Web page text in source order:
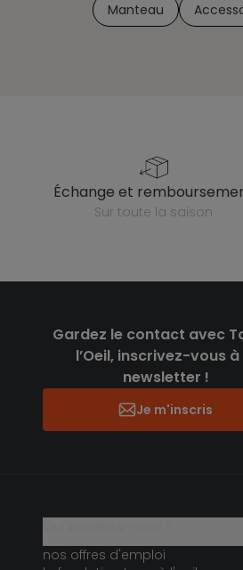
Manteau
échange et
sur toute la saison
Gardez le contact avec
l’Oeil, inscrivez-vous à
newsletter !
Je m'inscris
nos offres d'emploi